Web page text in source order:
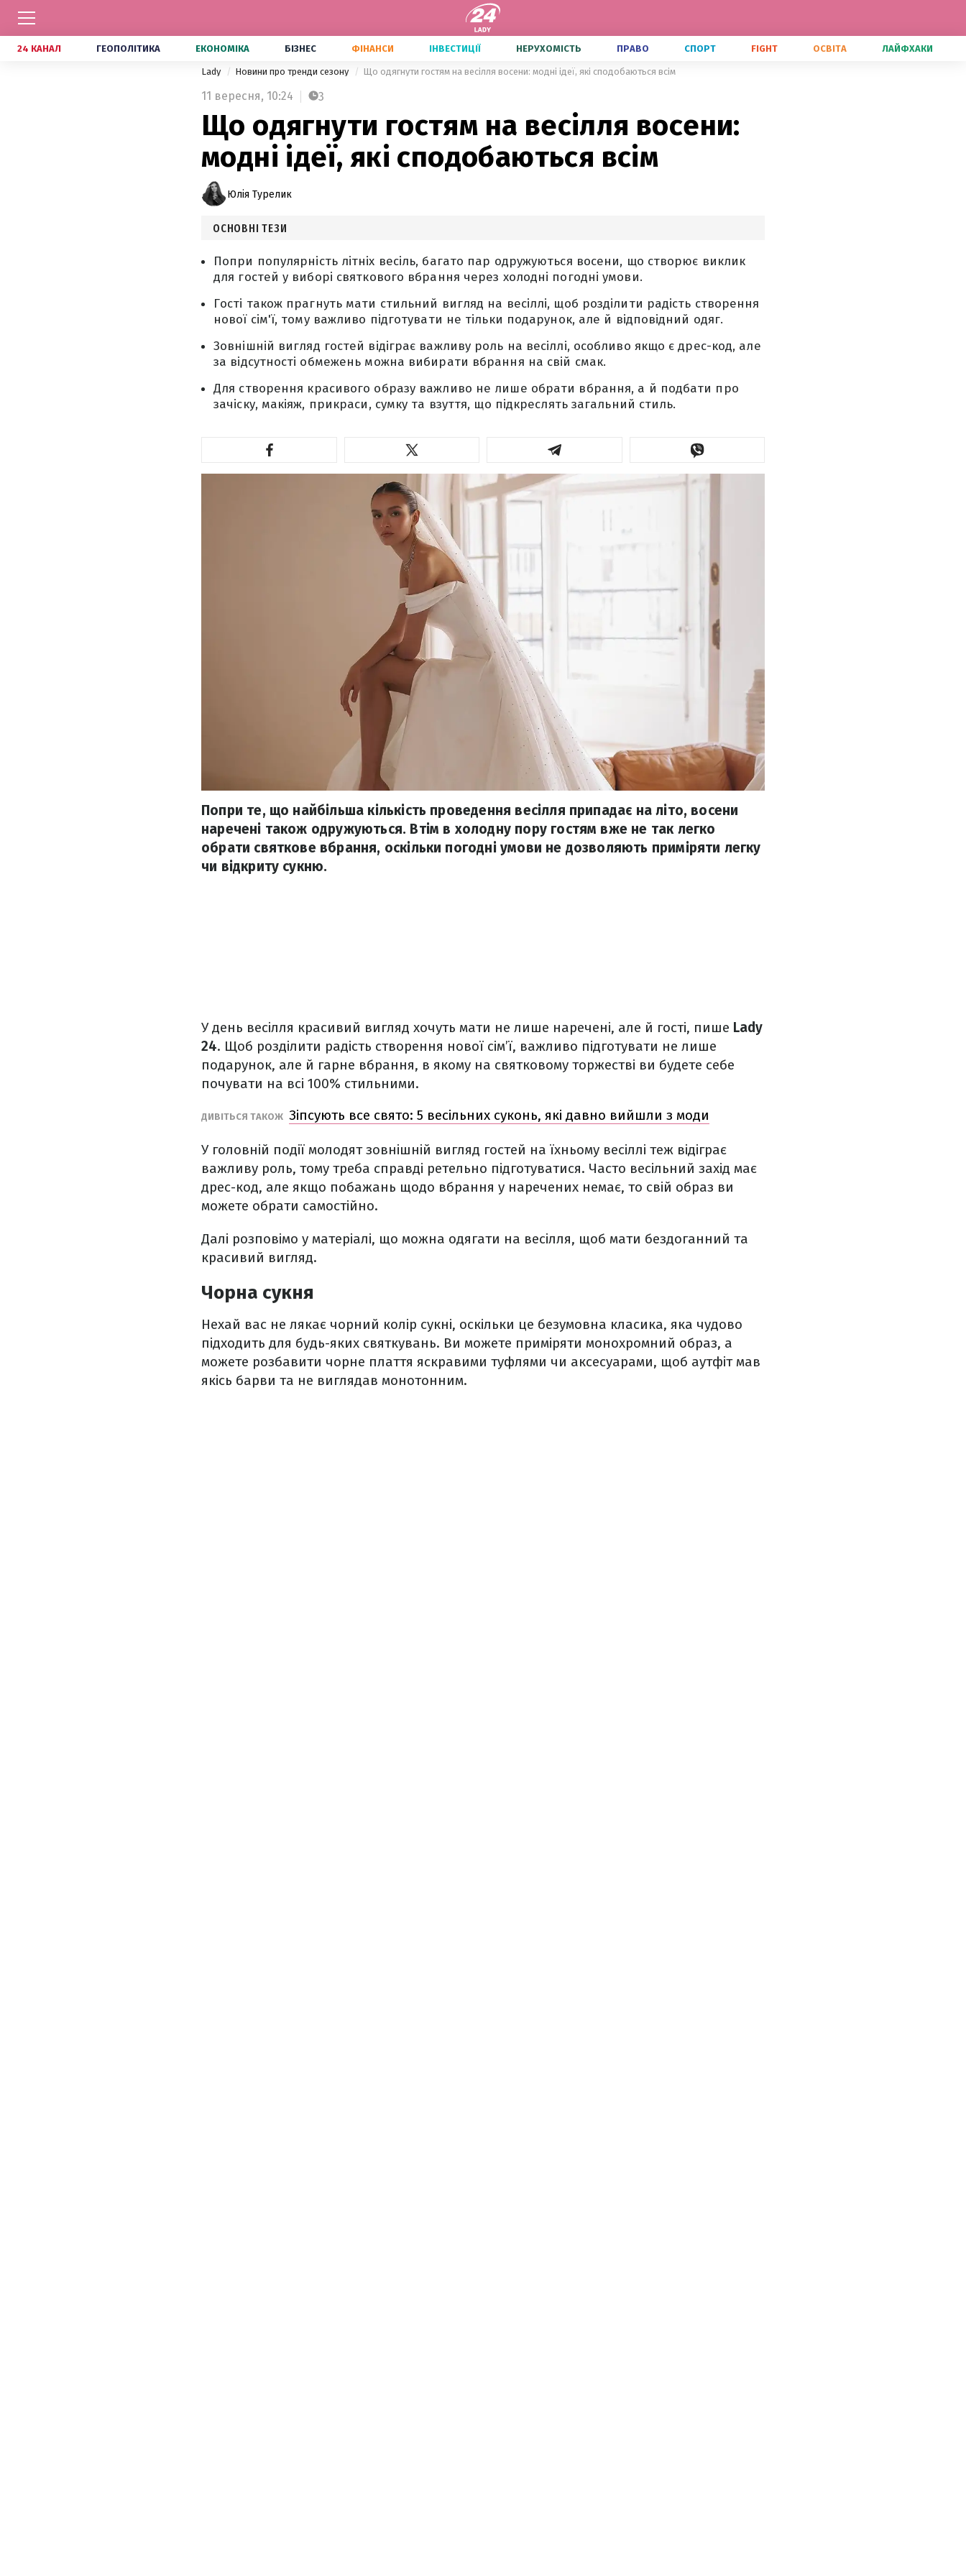
24 КАНАЛ ГЕОПОЛІТИКА ЕКОНОМІКА БІЗНЕС ФІНАНСИ ІНВЕСТИЦІЇ НЕРУХОМІСТЬ ПРАВО СПОРТ FIGHT ОСВІТА ЛАЙФХАКИ
Lady Новини про тренди сезону Що одягнути гостям на весілля восени: модні ідеї, які сподобаються всім
11 вересня, 10:24 3
Що одягнути гостям на весілля восени:
модні ідеї, які сподобаються всім
Юлія Турелик
ОСНОВНІ ТЕЗИ
Попри популярність літніх весіль, багато пар одружуються восени, що створює виклик
для гостей у виборі святкового вбрання через холодні погодні умови.
Гості також прагнуть мати стильний вигляд на весіллі, щоб розділити радість створення
нової сім'ї, тому важливо підготувати не тільки подарунок, але й відповідний одяг.
Зовнішній вигляд гостей відіграє важливу роль на весіллі, особливо якщо є дрес-код, але
за відсутності обмежень можна вибирати вбрання на свій смак.
Для створення красивого образу важливо не лише обрати вбрання, а й подбати про
зачіску, макіяж, прикраси, сумку та взуття, що підкреслять загальний стиль.
Попри те, що найбільша кількість проведення весілля припадає на літо, восени
наречені також одружуються. Втім в холодну пору гостям вже не так легко
обрати святкове вбрання, оскільки погодні умови не дозволяють приміряти легку
чи відкриту сукню.
У день весілля красивий вигляд хочуть мати не лише наречені, але й гості, пише Lady
24. Щоб розділити радість створення нової сім’ї, важливо підготувати не лише
подарунок, але й гарне вбрання, в якому на святковому торжестві ви будете себе
почувати на всі 100% стильними.
ДИВІТЬСЯ ТАКОЖ Зіпсують все свято: 5 весільних суконь, які давно вийшли з моди
У головній події молодят зовнішній вигляд гостей на їхньому весіллі теж відіграє
важливу роль, тому треба справді ретельно підготуватися. Часто весільний захід має
дрес-код, але якщо побажань щодо вбрання у наречених немає, то свій образ ви
можете обрати самостійно.
Далі розповімо у матеріалі, що можна одягати на весілля, щоб мати бездоганний та
красивий вигляд.
Чорна сукня
Нехай вас не лякає чорний колір сукні, оскільки це безумовна класика, яка чудово
підходить для будь-яких святкувань. Ви можете приміряти монохромний образ, а
можете розбавити чорне плаття яскравими туфлями чи аксесуарами, щоб аутфіт мав
якісь барви та не виглядав монотонним.